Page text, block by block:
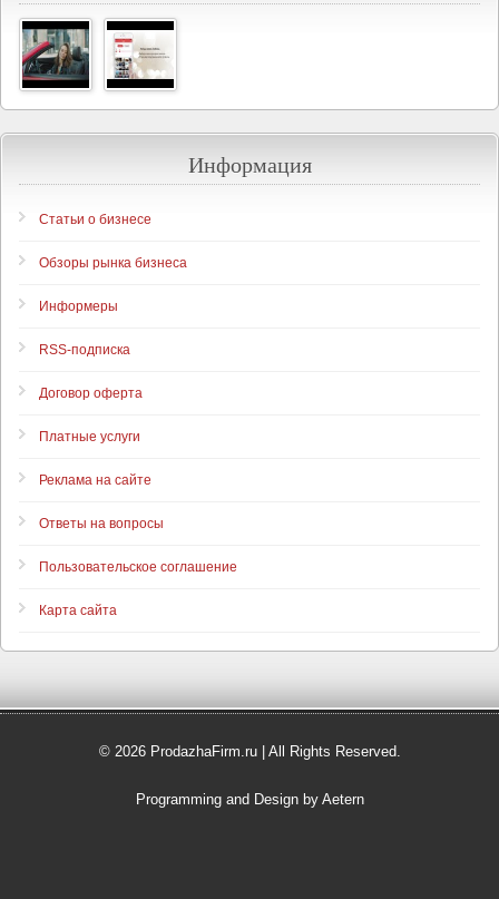
Информация
Статьи о бизнесе
Обзоры рынка бизнеса
Информеры
RSS-подписка
Договор оферта
Платные услуги
Реклама на сайте
Ответы на вопросы
Пользовательское соглашение
Карта сайта
© 2026 ProdazhaFirm.ru | All Rights Reserved.
Programming and Design by Aetern